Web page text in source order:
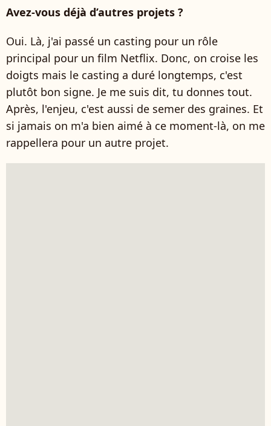
Avez-vous déjà d’autres projets ?
Oui. Là, j'ai passé un casting pour un rôle
principal pour un film Netflix. Donc, on croise les
doigts mais le casting a duré longtemps, c'est
plutôt bon signe. Je me suis dit, tu donnes tout.
Après, l'enjeu, c'est aussi de semer des graines. Et
si jamais on m'a bien aimé à ce moment-là, on me
rappellera pour un autre projet.